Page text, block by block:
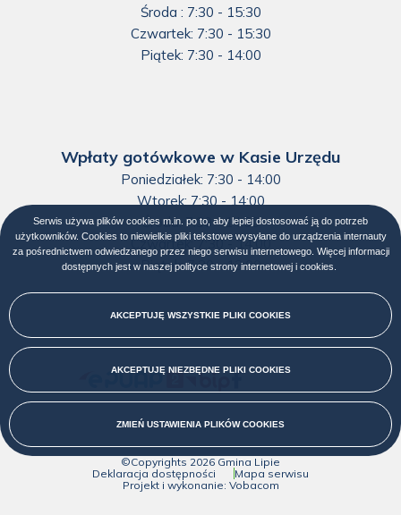
Środa : 7:30 - 15:30
Czwartek: 7:30 - 15:30
Piątek: 7:30 - 14:00
Wpłaty gotówkowe w Kasie Urzędu
Poniedziałek: 7:30 - 14:00
Wtorek: 7:30 - 14:00
Środa: 7:30 - 14:00
Czwartek: 7:30 - 14:00
Piątek: 7:30 - 13:00
Menu
społecznościowe
środkowa
stopka©Copyrights 2026 Gmina Lipie
Menu
Deklaracja dostępności
Mapa serwisu
Projekt i wykonanie: Vobacom
AKCEPTUJĘ WSZYSTKIE PLIKICOOKIES